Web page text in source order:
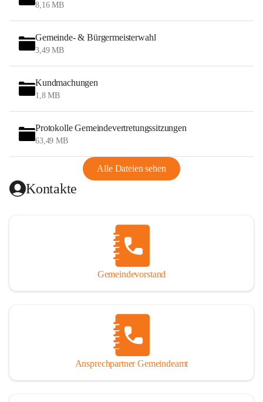
8,16 MB
Gemeinde- & Bürgermeisterwahl
3,49 MB
Kundmachungen
1,8 MB
Protokolle Gemeindevertretungssitzungen
63,49 MB
Alle Dateien sehen
Kontakte
Gemeindevorstand
Ansprechpartner Gemeindeamt